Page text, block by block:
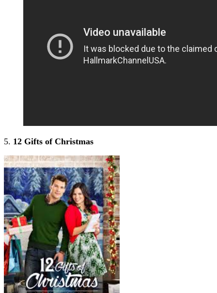
5. 12 Gifts of Christmas